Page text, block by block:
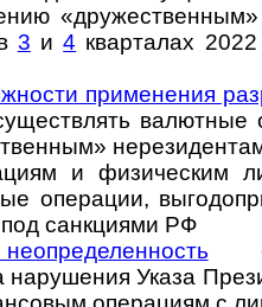
3 и4 кварталах
при­ме­не­ния
и физическим
опе­ра­ции,
санк­циями РФ
с
нару­ше­ния Указа